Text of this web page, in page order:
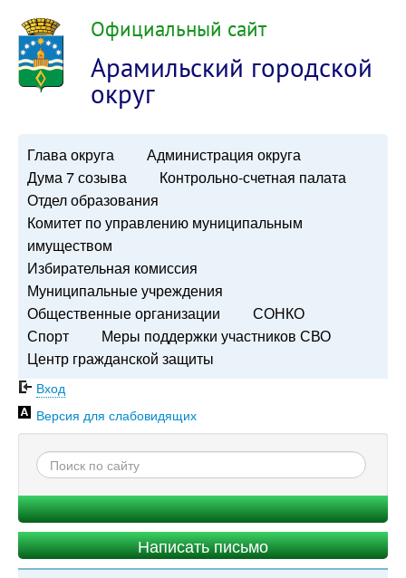
Официальный сайт
Арамильский городской
округ
Глава округа
Администрация округа
Дума 7 созыва
Контрольно-счетная палата
Отдел образования
Комитет по управлению муниципальным
имуществом
Избирательная комиссия
Муниципальные учреждения
Общественные организации
СОНКО
Спорт
Меры поддержки участников СВО
Центр гражданской защиты
Вход
Версия для слабовидящих
Написать письмо